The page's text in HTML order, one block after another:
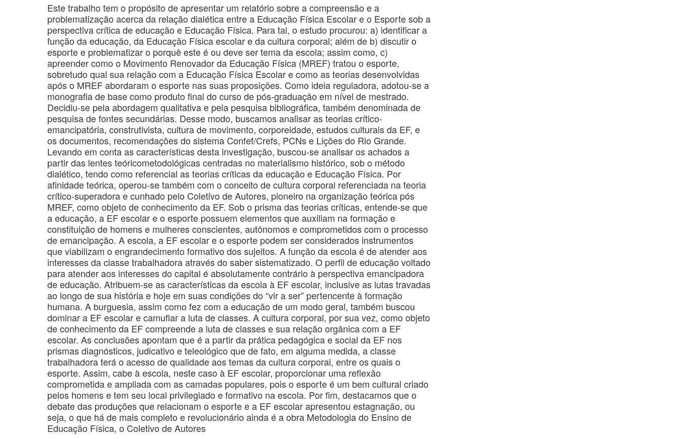
Este trabalho tem o propósito de apresentar um relatório sobre a compreensão e a
problematização acerca da relação dialética entre a Educação Física Escolar e o Esporte sob a
perspectiva crítica de educação e Educação Física. Para tal, o estudo procurou: a) identificar a
função da educação, da Educação Física escolar e da cultura corporal; além de b) discutir o
esporte e problematizar o porquê este é ou deve ser tema da escola; assim como, c)
apreender como o Movimento Renovador da Educação Física (MREF) tratou o esporte,
sobretudo qual sua relação com a Educação Física Escolar e como as teorias desenvolvidas
após o MREF abordaram o esporte nas suas proposições. Como ideia reguladora, adotou-se a
monografia de base como produto final do curso de pós-graduação em nível de mestrado.
Decidiu-se pela abordagem qualitativa e pela pesquisa bibliográfica, também denominada de
pesquisa de fontes secundárias. Desse modo, buscamos analisar as teorias crítico-
emancipatória, construtivista, cultura de movimento, corporeidade, estudos culturais da EF, e
os documentos, recomendações do sistema Confef/Crefs, PCNs e Lições do Rio Grande.
Levando em conta as características desta investigação, buscou-se analisar os achados a
partir das lentes teóricometodológicas centradas no materialismo histórico, sob o método
dialético, tendo como referencial as teorias críticas da educação e Educação Física. Por
afinidade teórica, operou-se também com o conceito de cultura corporal referenciada na teoria
crítico-superadora e cunhado pelo Coletivo de Autores, pioneiro na organização teórica pós
MREF, como objeto de conhecimento da EF. Sob o prisma das teorias críticas, entende-se que
a educação, a EF escolar e o esporte possuem elementos que auxiliam na formação e
constituição de homens e mulheres conscientes, autônomos e comprometidos com o processo
de emancipação. A escola, a EF escolar e o esporte podem ser considerados instrumentos
que viabilizam o engrandecimento formativo dos sujeitos. A função da escola é de atender aos
interesses da classe trabalhadora através do saber sistematizado. O perfil de educação voltado
para atender aos interesses do capital é absolutamente contrário à perspectiva emancipadora
de educação. Atribuem-se as características da escola à EF escolar, inclusive as lutas travadas
ao longo de sua história e hoje em suas condições do “vir a ser” pertencente à formação
humana. A burguesia, assim como fez com a educação de um modo geral, também buscou
dominar a EF escolar e camuflar a luta de classes. A cultura corporal, por sua vez, como objeto
de conhecimento da EF compreende a luta de classes e sua relação orgânica com a EF
escolar. As conclusões apontam que é a partir da prática pedagógica e social da EF nos
prismas diagnósticos, judicativo e teleológico que de fato, em alguma medida, a classe
trabalhadora terá o acesso de qualidade aos temas da cultura corporal, entre os quais o
esporte. Assim, cabe à escola, neste caso à EF escolar, proporcionar uma reflexão
comprometida e ampliada com as camadas populares, pois o esporte é um bem cultural criado
pelos homens e tem seu local privilegiado e formativo na escola. Por fim, destacamos que o
debate das produções que relacionam o esporte e a EF escolar apresentou estagnação, ou
seja, o que há de mais completo e revolucionário ainda é a obra Metodologia do Ensino de
Educação Física, o Coletivo de Autores